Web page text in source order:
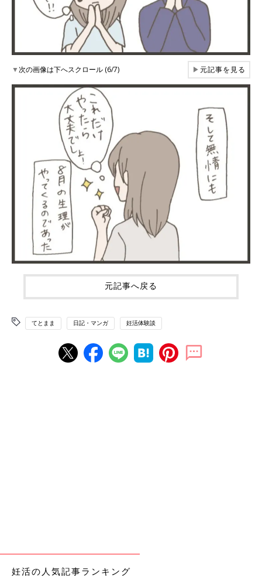
▼次の画像は下へスクロール (6/7) ▶元記事を見る
元記事へ戻る
てとまま 日記・マンガ 妊活体験談
妊活の人気記事ランキング